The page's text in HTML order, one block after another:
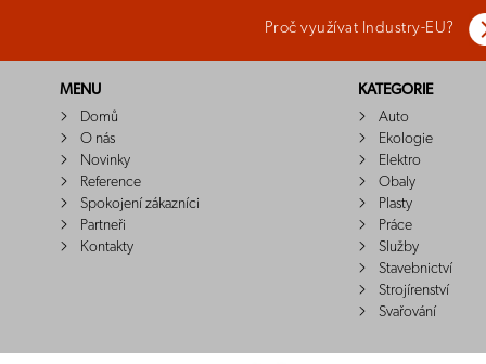
Proč využívat Industry-EU?
MENU
Domů
O nás
Novinky
Reference
Spokojení zákazníci
Partneři
Kontakty
KATEGORIE
Auto
Ekologie
Elektro
Obaly
Plasty
Práce
Služby
Stavebnictví
Strojírenství
Svařování